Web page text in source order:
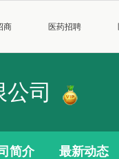
商 医药招聘
公司
简介 最新动态